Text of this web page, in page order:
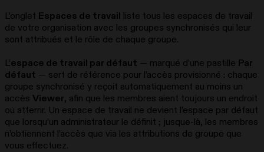
L’onglet Espaces de travail liste tous les espaces de travail
de votre organisation avec les groupes synchronisés qui leur
sont attribués et le rôle de chaque groupe.
L’espace de travail par défaut — marqué d’une pastille Par
défaut — sert de référence pour l’accès provisionné : chaque
groupe synchronisé y reçoit automatiquement au moins un
accès Viewer, afin que les membres aient toujours un endroit
où atterrir. Un espace de travail ne devient l’espace par défaut
que lorsqu’un administrateur le définit ; jusque-là, les membres
n’obtiennent l’accès que via les attributions de groupe que
vous effectuez.